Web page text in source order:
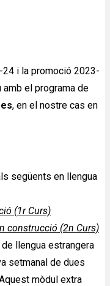
24 i la promoció 2023-
el programa de
, en el nostre cas en
següents en llengua
(1r Curs)
construcció (2n Curs)
llengua estrangera
setmanal de dues
mòdul extra